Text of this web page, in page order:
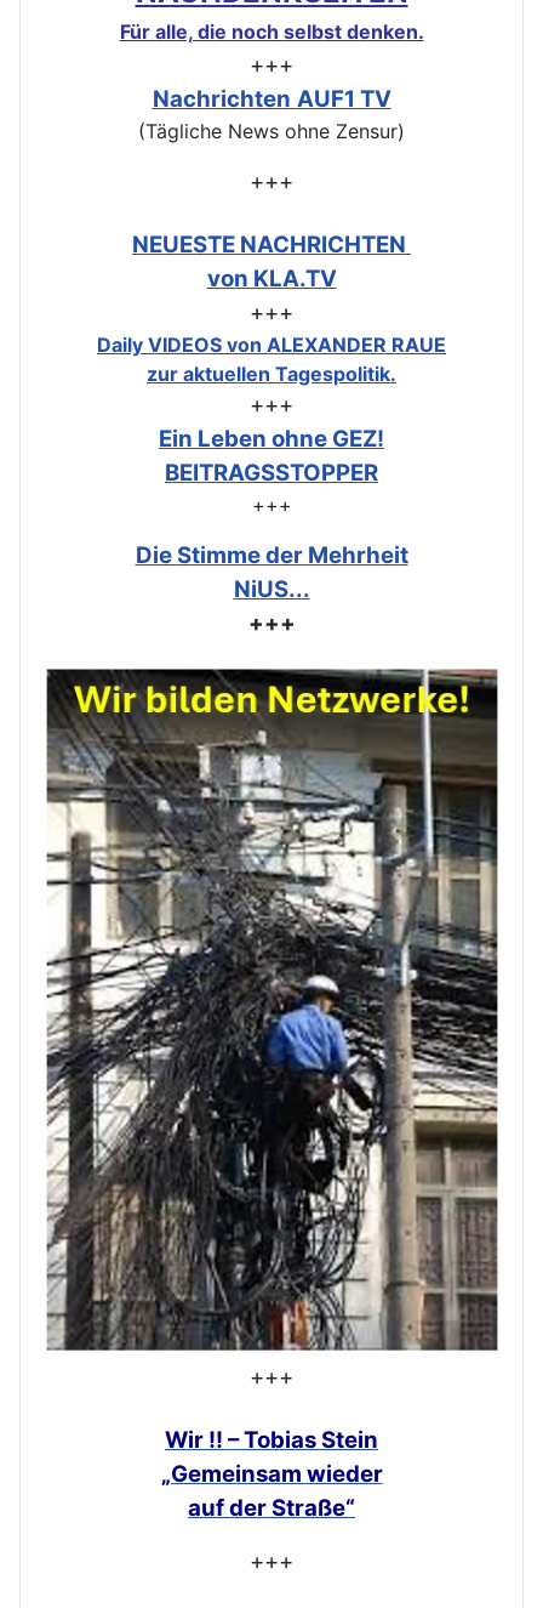
Für alle, die noch selbst denken.
+++
Nachrichten AUF1 TV
(Tägliche News ohne Zensur)
+++
NEUESTE NACHRICHTEN
von KLA.TV
+++
Daily VIDEOS von ALEXANDER RAUE
zur aktuellen Tagespolitik.
+++
Ein Leben ohne GEZ!
BEITRAGSSTOPPER
+++
Die Stimme der Mehrheit
NiUS...
+++
+++
Wir !! – Tobias Stein
„Gemeinsam wieder
auf der Straße“
+++